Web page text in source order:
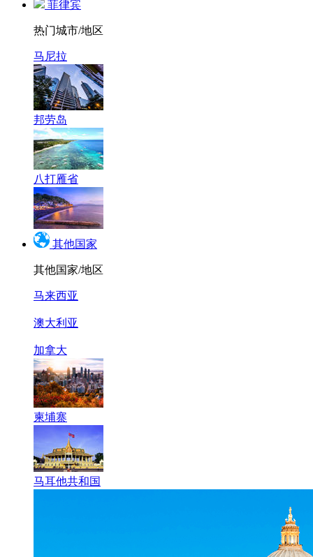
菲律宾
热门城市/地区
马尼拉
邦劳岛
八打雁省
其他国家
其他国家/地区
马来西亚
澳大利亚
加拿大
柬埔寨
马耳他共和国